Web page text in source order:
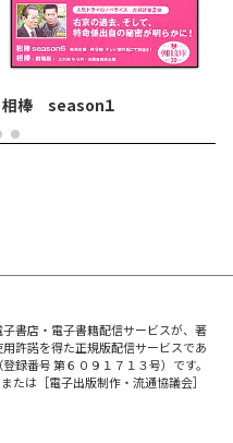
相棒 season１
書店・電子書籍配信サービスが、著
許諾を得た正規版配信サービスであ
録番号 第６０９１７１３号）です。
たは［電子出版制作・流通協議会］